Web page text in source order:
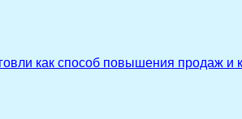
как способ повышения продаж и